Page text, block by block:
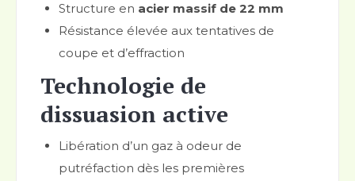
Structure en acier massif de 22 mm
Résistance élevée aux tentatives de
coupe et d’effraction
Technologie de
dissuasion active
Libération d’un gaz à odeur de
putréfaction dès les premières